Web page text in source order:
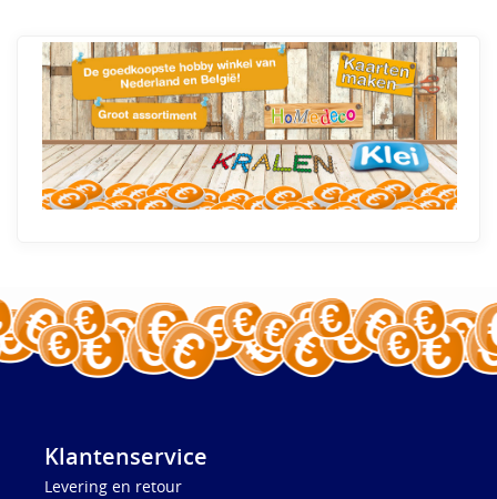
Klantenservice
Levering en retour